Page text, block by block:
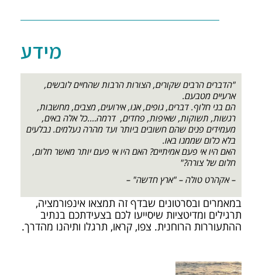
מידע
"הדברים הרבים שקורים, הצורות הרבות שהחיים לובשים,
ארעיים מטבעם.
הם בני חלוף. דברים, גופים, אגו, אירועים, מצבים, מחשבות,
רגשות, תשוקות, שאיפות, פחדים, דרמה….כל אלה באים,
מעמידים פנים שהם חשובים ביותר ועד מהרה נעלמים. נבלעים
בלא כלום שממנו באו.
האם היו אי פעם אמיתיים? האם היו אי פעם יותר מאשר חלום,
חלום של צורה?"
– אקהרט טולה – "ארץ חדשה" –
במאמרים ובסרטונים שבדף זה תמצאו אינפורמציה,
תרגילים ומדיטציות שיסייעו לכם בצעידתכם בנתיב
ההתעוררות הרוחנית. צפו, קראו, תרגלו ותיהנו מהדרך.